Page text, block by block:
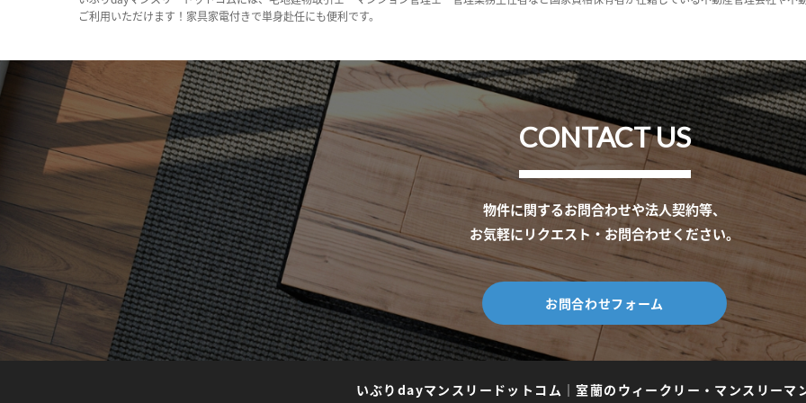
ご利用いただけます！家具家電付きで単身赴任にも便利です。
CONTACT US
物件に関するお問合わせや法人契約等、
お気軽にリクエスト・お問合わせください。
お問合わせフォーム
いぶりdayマンスリードットコム ｜室蘭のウィークリー・マンスリーマ